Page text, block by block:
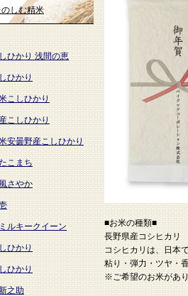
しむ精米
ひかり 浅間の恵
ひかり
こしひかり
こしひかり
安曇野産こしひかり
こまち
さやか
ルキークイーン
ひかり
ひかり
之助
■お米の種類■
長野県産コシヒカリ
コシヒカリは、日本
粘り・弾力・ツヤ・
※ご希望のお米があ